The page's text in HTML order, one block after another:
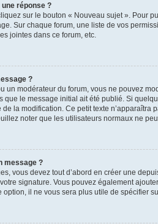
réponse ?
sur le bouton « Nouveau sujet ». Pour
Sur chaque forum, une liste de vos
jointes dans ce forum, etc.
?
un modérateur du forum, vous ne pouvez
le message initial ait été publié. Si
la modification. Ce petit texte
noter que les utilisateurs normaux ne
message ?
vous devez tout d’abord en créer une
signature. Vous pouvez également
il ne vous sera plus utile de spécifier